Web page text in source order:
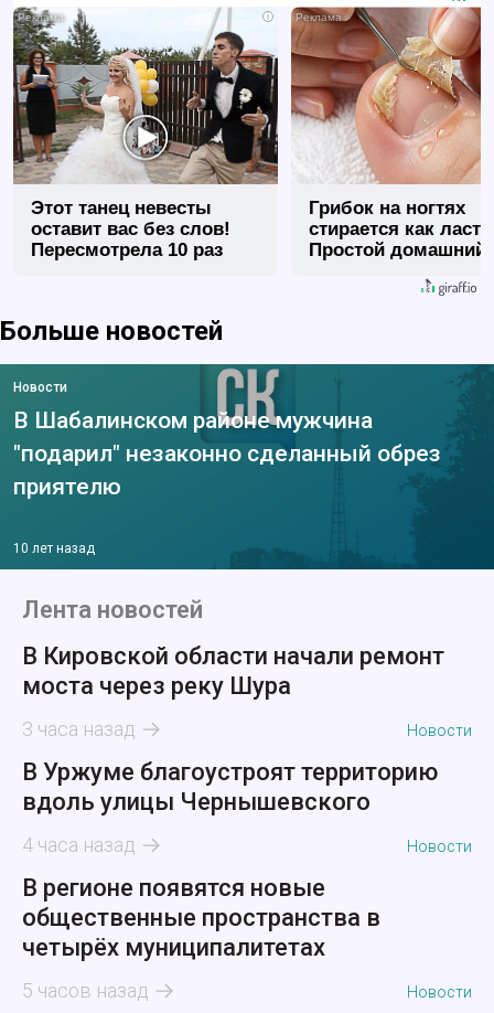
i
Этот танец невесты
оставит вас без слов!
Пересмотрела 10 раз
Грибок на ногтях
стирается как
Простой домашний
Больше новостей
Новости
В Шабалинском районе мужчина
"подарил" незаконно сделанный обрез
приятелю
10 лет назад
Лента новостей
В Кировской области начали ремонт
моста через реку Шура
3 часа назад Новости
В Уржуме благоустроят территорию
вдоль улицы Чернышевского
4 часа назад Новости
В регионе появятся новые
общественные пространства в
четырёх муниципалитетах
5 часов назад Новости